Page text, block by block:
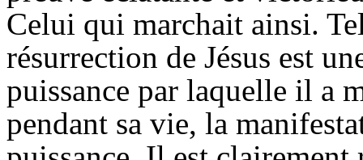
Celui qui marchait ainsi.
résurrection de Jésus est
puissance par laquelle il a
pendant sa vie, la